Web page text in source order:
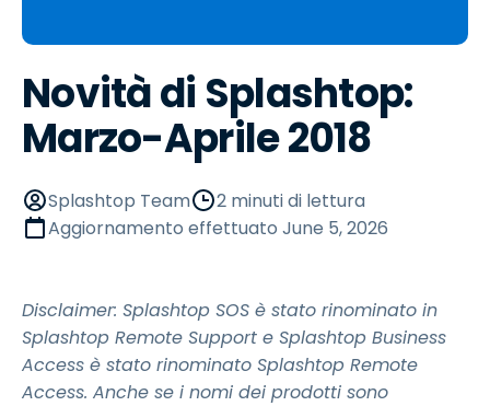
Novità di Splashtop:
Marzo-Aprile 2018
Splashtop Team
2 minuti di lettura
Aggiornamento effettuato June 5, 2026
Disclaimer: Splashtop SOS è stato rinominato in
Splashtop Remote Support e Splashtop Business
Access è stato rinominato Splashtop Remote
Access. Anche se i nomi dei prodotti sono